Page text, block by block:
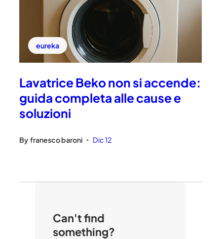
eureka
Lavatrice Beko non si accende:
guida completa alle cause e
soluzioni
By franesco baroni • Dic 12
Can't find
something?